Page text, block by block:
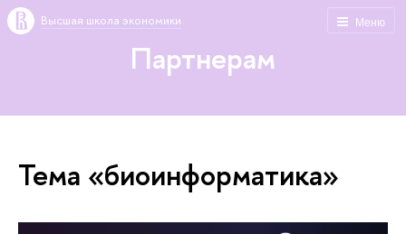
Меню
Высшая школа экономики
Партнерам
Тема «биоинформатика»